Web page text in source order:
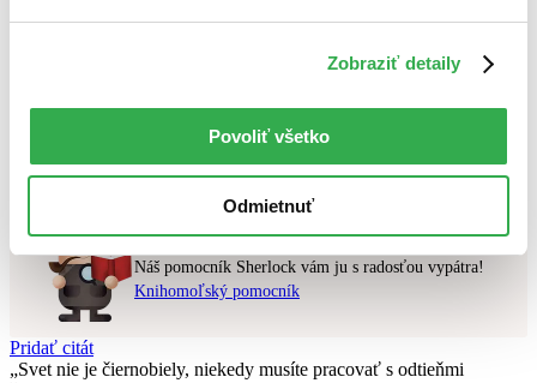
Zobraziť detaily
Povoliť všetko
Odmietnuť
Pevná väzba s prebalom
vyhovujúci zadaným podmienkam.
Skúste prosím zmeniť vyhľadávaný výraz.
Chcete poradiť knihu?
Náš pomocník Sherlock vám ju s radosťou vypátra!
Knihomoľský pomocník
Pridať citát
Svet nie je čiernobiely, niekedy musíte pracovať s odtieňmi